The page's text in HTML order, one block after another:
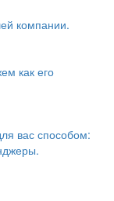
компании.
как его
вас способом: